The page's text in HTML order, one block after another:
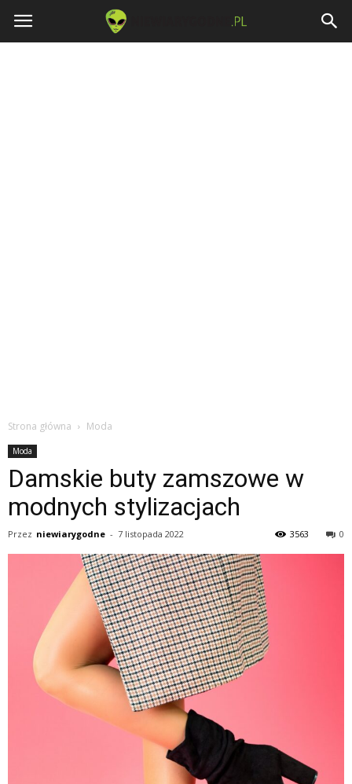
Niewiarygodne.pl
Strona główna Moda
Moda
Damskie buty zamszowe w
modnych stylizacjach
Przez niewiarygodne - 7 listopada 2022 0
3563